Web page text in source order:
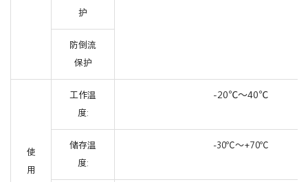
护
防倒流
保护
使
用
工作温
度:
-20℃～40℃
储存温
度:
-30℃～+70℃